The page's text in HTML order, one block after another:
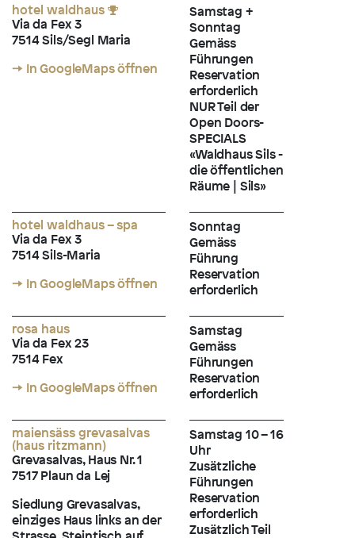
hotel waldhaus
Via da Fex 3
7514 Sils/Segl Maria
→ In GoogleMaps öffnen
Samstag +
Sonntag
Gemäss
Führungen
Reservation
erforderlich
NUR Teil der
Open Doors-
SPECIALS
«Waldhaus Sils -
die öffentlichen
Räume | Sils»
hotel waldhaus – spa
Via da Fex 3
7514 Sils-Maria
→ In GoogleMaps öffnen
Sonntag
Gemäss
Führung
Reservation
erforderlich
rosa haus
Via da Fex 23
7514 Fex
→ In GoogleMaps öffnen
Samstag
Gemäss
Führungen
Reservation
erforderlich
maiensäss grevasalvas
(haus ritzmann)
Grevasalvas, Haus Nr. 1
7517 Plaun da Lej
Siedlung Grevasalvas,
einziges Haus links an der
Samstag 10 – 16
Uhr
Zusätzliche
Führungen
Reservation
erforderlich
Zusätzlich Teil